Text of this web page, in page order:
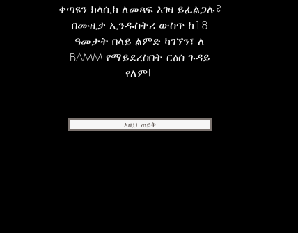
ቀጣዩን ክላሲክ ለመጻፍ እገዛ ይፈልጋሉ?
በሙዚቃ ኢንዱስትሪ ውስጥ ከ18
ዓመታት በላይ ልምድ ካገኘን፣ ለ
BAMM የማይደረስበት ርዕሰ ጉዳይ
የለም!
እዚህ ጠይቅ